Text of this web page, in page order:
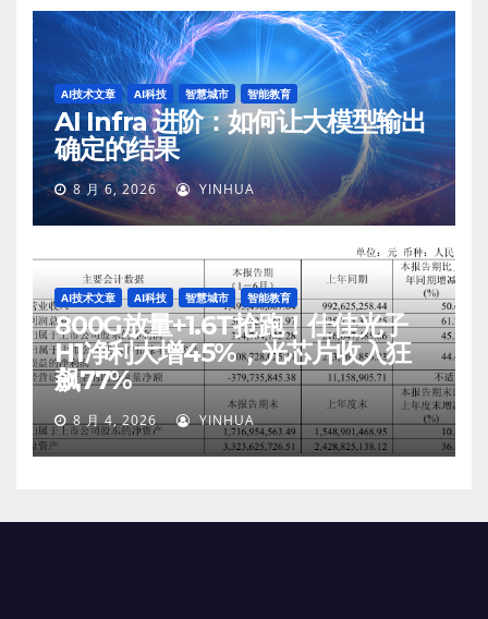
AI技术文章 AI科技 智慧城市 智能教育
AI Infra 进阶：如何让大模型输出
确定的结果
8 月 6, 2026 YINHUA
AI技术文章 AI科技 智慧城市 智能教育
800G放量+1.6T抢跑！仕佳光子
H1净利大增45%，光芯片收入狂
飙77%
8 月 4, 2026 YINHUA